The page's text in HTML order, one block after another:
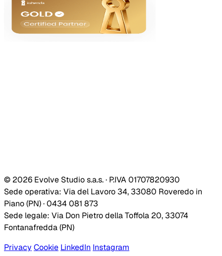
© 2026 Evolve Studio s.a.s. · P.IVA 01707820930
Sede operativa: Via del Lavoro 34, 33080 Roveredo in
Piano (PN) · 0434 081 873
Sede legale: Via Don Pietro della Toffola 20, 33074
Fontanafredda (PN)
Privacy Cookie LinkedIn Instagram